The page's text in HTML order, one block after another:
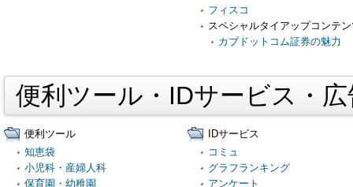
フィスコ
スペシャルタイアップコンテ
カブドットコム証券の魅力
便利ツール・IDサービス・
便利ツール
知恵袋
小児科・産婦人科
保育園・幼稚園
IDサービス
コミュ
グラフランキング
アンケート